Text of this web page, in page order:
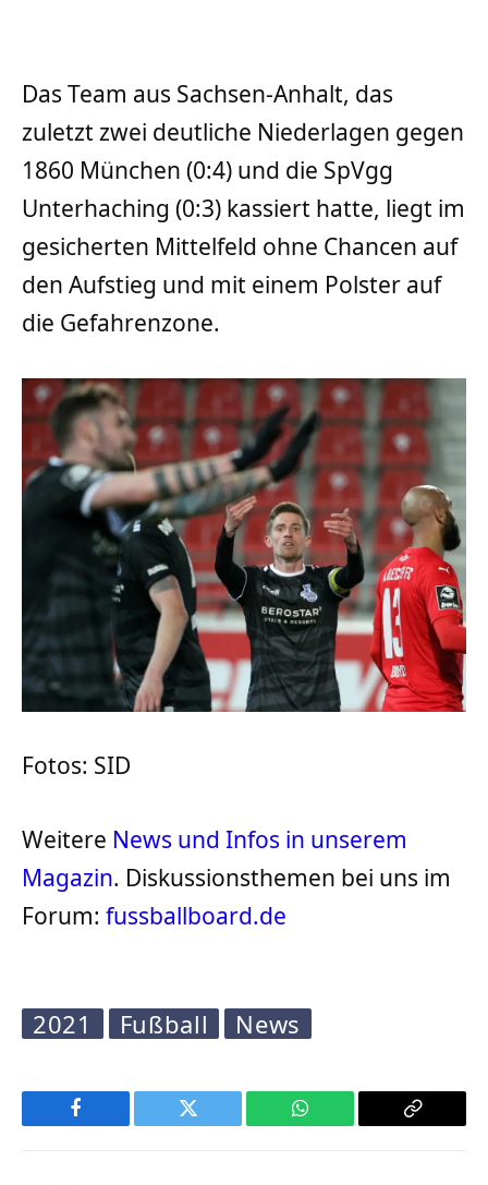
Das Team aus Sachsen-Anhalt, das
zuletzt zwei deutliche Niederlagen gegen
1860 München (0:4) und die SpVgg
Unterhaching (0:3) kassiert hatte, liegt im
gesicherten Mittelfeld ohne Chancen auf
den Aufstieg und mit einem Polster auf
die Gefahrenzone.
Fotos: SID
Weitere News und Infos in unserem
Magazin. Diskussionsthemen bei uns im
Forum: fussballboard.de
2021 Fußball News
Facebook Twitter WhatsApp
Copy